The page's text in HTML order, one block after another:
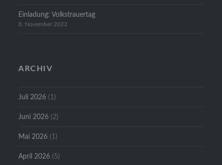
Einladung: Volkstrauertag
8. November 2022
ARCHIV
Juli 2026 (1)
Juni 2026 (2)
Mai 2026 (1)
April 2026 (5)